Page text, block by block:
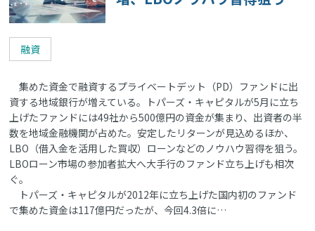
融資
集めた資金で融資するプライベートデット（PD）ファンドに出
資する地域銀行が増えている。トパーズ・キャピタルが5月に立ち
上げたファンドには49社から500億円の資金が集まり、出資者の半
数を地域金融機関が占めた。安定したリターンが見込めるほか、
LBO（借入金を活用した買収）ローンなどのノウハウ習得を狙う。
LBOローン市場の参加者拡大へ大手行のファンド立ち上げも相次
ぐ。
トパーズ・キャピタルが2012年に立ち上げた国内初のファンド
で集めた資金は117億円だったが、今回4.3倍に…